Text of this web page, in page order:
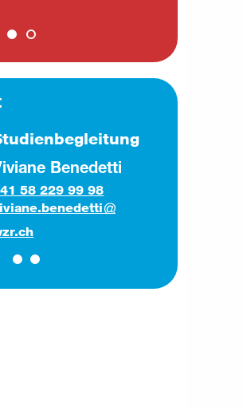
Benedetti
58 229 99 98